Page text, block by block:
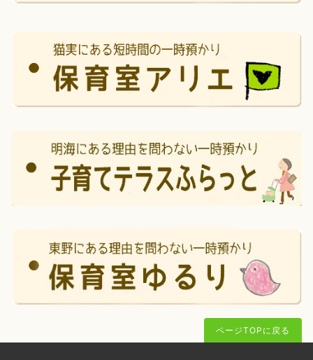
ページTOPに戻る